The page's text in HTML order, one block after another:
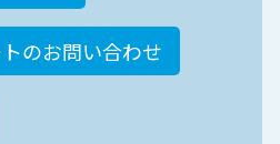
のお問い合わせ